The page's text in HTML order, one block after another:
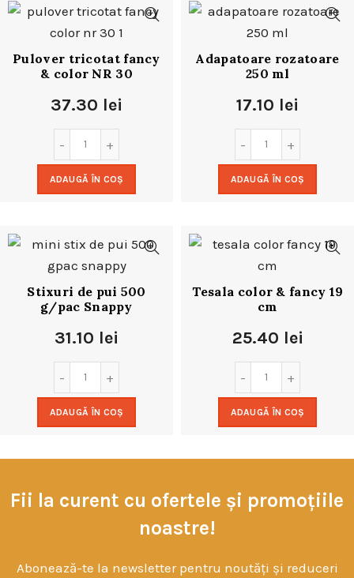
Pulover tricotat fancy
& color NR 30
37.30 lei
ADAUGĂ ÎN COȘ
Adapatoare rozatoare
250 ml
17.10 lei
ADAUGĂ ÎN COȘ
Stixuri de pui 500
g/pac Snappy
31.10 lei
ADAUGĂ ÎN COȘ
Tesala color & fancy 19
cm
25.40 lei
ADAUGĂ ÎN COȘ
Fii la curent cu ofertele și promoțiile
noastre!
Abonează-te la newsletter pentru noutăți și reduceri